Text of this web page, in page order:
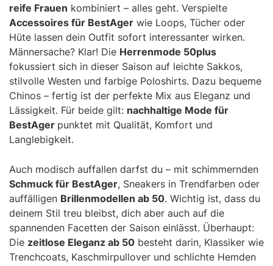
reife Frauen kombiniert – alles geht. Verspielte
Accessoires für BestAger wie Loops, Tücher oder
Hüte lassen dein Outfit sofort interessanter wirken.
Männersache? Klar! Die Herrenmode 50plus
fokussiert sich in dieser Saison auf leichte Sakkos,
stilvolle Westen und farbige Poloshirts. Dazu bequeme
Chinos – fertig ist der perfekte Mix aus Eleganz und
Lässigkeit. Für beide gilt: nachhaltige Mode für
BestAger punktet mit Qualität, Komfort und
Langlebigkeit.
Auch modisch auffallen darfst du – mit schimmernden
Schmuck für BestAger, Sneakers in Trendfarben oder
auffälligen Brillenmodellen ab 50. Wichtig ist, dass du
deinem Stil treu bleibst, dich aber auch auf die
spannenden Facetten der Saison einlässt. Überhaupt:
Die zeitlose Eleganz ab 50 besteht darin, Klassiker wie
Trenchcoats, Kaschmirpullover und schlichte Hemden